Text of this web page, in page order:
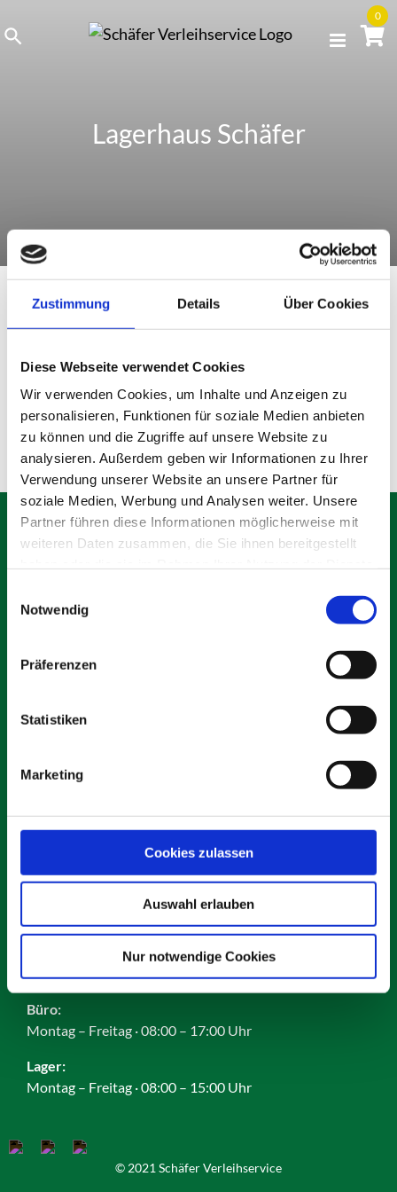
Zustimmung Details Über Cookies
Diese Webseite verwendet Cookies
Wir verwenden Cookies, um Inhalte und Anzeigen zu
personalisieren, Funktionen für soziale Medien anbieten
zu können und die Zugriffe auf unsere Website zu
analysieren. Außerdem geben wir Informationen zu Ihrer
Verwendung unserer Website an unsere Partner für
soziale Medien, Werbung und Analysen weiter. Unsere
Partner führen diese Informationen möglicherweise mit
weiteren Daten zusammen, die Sie ihnen bereitgestellt
Notwendig
Präferenzen
Statistiken
Marketing
Cookies zulassen
Auswahl erlauben
Nur notwendige Cookies
to
Lagerhaus Schäfer
0
Gröbenzell
Olching
Rudolf-Diesel-Ring 12
Tel: 08141 6254343
Kontakt
Impressum
AGB
Öffnungszeiten:
Büro:
Montag – Freitag · 08:00 – 17:00 Uhr
Lager:
Montag – Freitag · 08:00 – 15:00 Uhr
© 2021 Schäfer Verleihservice